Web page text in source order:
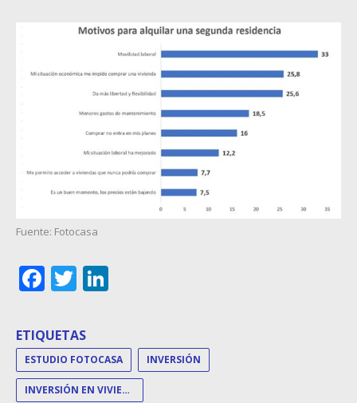
Fuente: Fotocasa
Facebook
Twitter
ETIQUETAS
ESTUDIO FOTOCASA INVERSIÓN
INVERSIÓN EN VIVIENDA